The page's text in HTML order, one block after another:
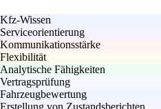
Kfz-Wissen
Serviceorientierung
Kommunikationsstärke
Flexibilität
Analytische Fähigkeiten
Vertragsprüfung
Fahrzeugbewertung